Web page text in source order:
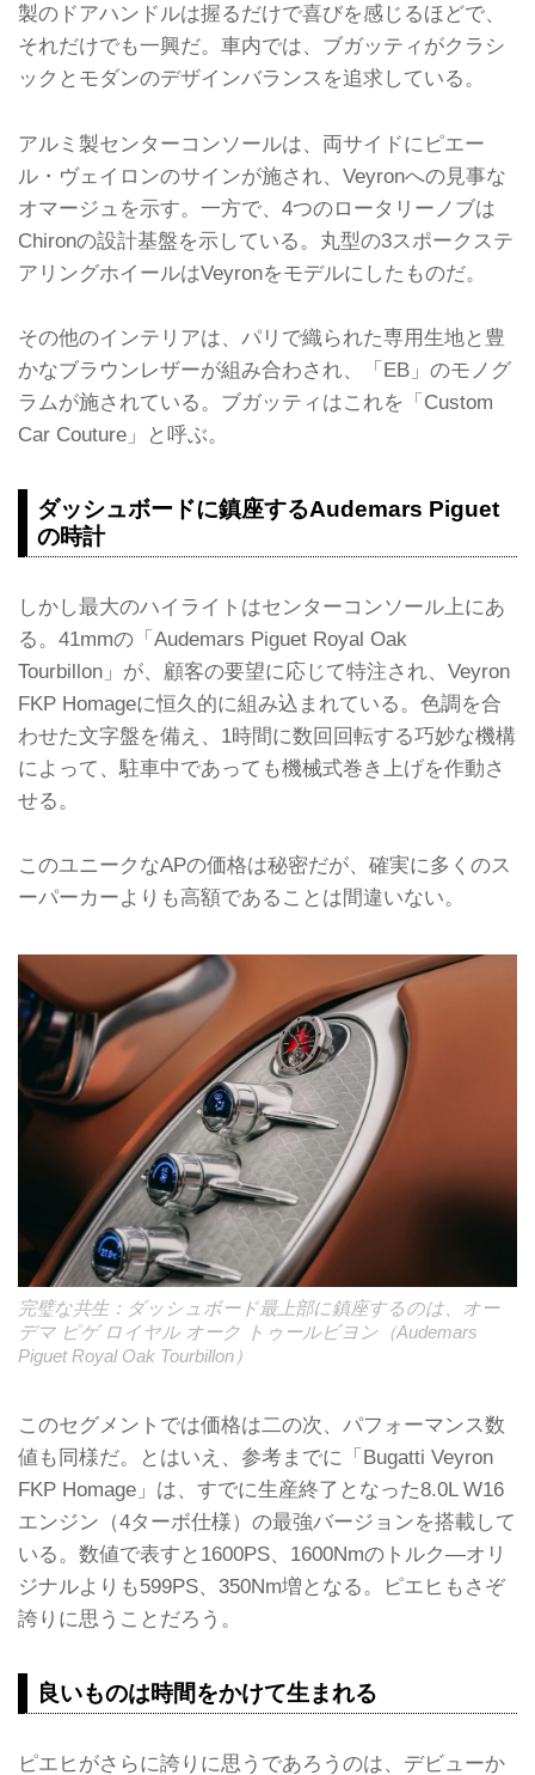
製のドアハンドルは握るだけで喜びを感じるほどで、
それだけでも一興だ。車内では、ブガッティがクラシ
ックとモダンのデザインバランスを追求している。
アルミ製センターコンソールは、両サイドにピエー
ル・ヴェイロンのサインが施され、Veyronへの見事な
オマージュを示す。一方で、4つのロータリーノブは
Chironの設計基盤を示している。丸型の3スポークステ
アリングホイールはVeyronをモデルにしたものだ。
その他のインテリアは、パリで織られた専用生地と豊
かなブラウンレザーが組み合わされ、「EB」のモノグ
ラムが施されている。ブガッティはこれを「Custom
Car Couture」と呼ぶ。
ダッシュボードに鎮座するAudemars Piguet
の時計
しかし最大のハイライトはセンターコンソール上にあ
る。41mmの「Audemars Piguet Royal Oak
Tourbillon」が、顧客の要望に応じて特注され、Veyron
FKP Homageに恒久的に組み込まれている。色調を合
わせた文字盤を備え、1時間に数回回転する巧妙な機構
によって、駐車中であっても機械式巻き上げを作動さ
せる。
このユニークなAPの価格は秘密だが、確実に多くのス
ーパーカーよりも高額であることは間違いない。
完璧な共生：ダッシュボード最上部に鎮座するのは、オー
デマ ピゲ ロイヤル オーク トゥールビヨン（Audemars
Piguet Royal Oak Tourbillon）
このセグメントでは価格は二の次、パフォーマンス数
値も同様だ。とはいえ、参考までに「Bugatti Veyron
FKP Homage」は、すでに生産終了となった8.0L W16
エンジン（4ターボ仕様）の最強バージョンを搭載して
いる。数値で表すと1600PS、1600Nmのトルク―オリ
ジナルよりも599PS、350Nm増となる。ピエヒもさぞ
誇りに思うことだろう。
良いものは時間をかけて生まれる
ピエヒがさらに誇りに思うであろうのは、デビューか